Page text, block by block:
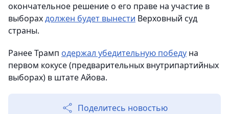
окончательное решение о его праве на участие в
выборахдолжен будет вынести Верховный суд
страны.
Ранее Трамп одержал убедительную победу на
первом кокусе (предварительных внутрипартийных
выборах) в штате Айова.
Поделитесь новостью